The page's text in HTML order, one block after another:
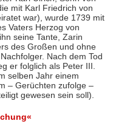
mit Karl Friedrich von
war), wurde 1739 mit
Vaters Herzog von
seine Tante, Zarin
des Großen und ohne
Nach dem Tod
er folglich als Peter III.
selben Jahr einem
– Gerüchten zufolge –
gewesen sein soll).